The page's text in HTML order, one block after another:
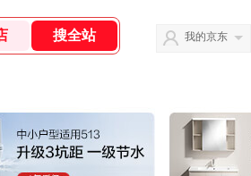
我的京东